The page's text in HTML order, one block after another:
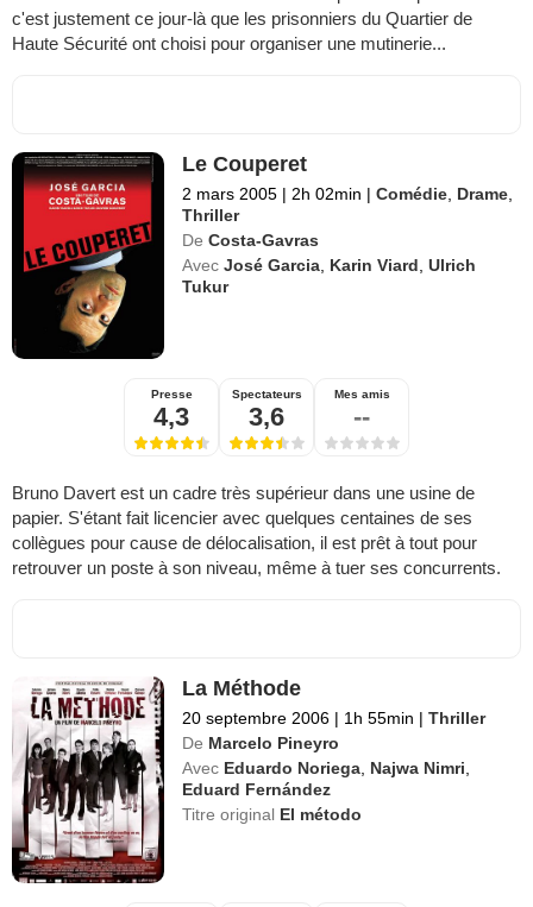
c'est justement ce jour-là que les prisonniers du Quartier de
Haute Sécurité ont choisi pour organiser une mutinerie...
Le Couperet
2 mars 2005 | 2h 02min | Comédie Drame
Thriller
De Costa-Gavras
Avec José Garcia Karin Viard ,Ulrich
Tukur
Presse
4,3
Spectateurs
3,6
Mes amis
--
Bruno Davert est un cadre très supérieur dans une usine de
papier. S'étant fait licencier avec quelques centaines de ses
collègues pour cause de délocalisation, il est prêt à tout pour
retrouver un poste à son niveau, même à tuer ses concurrents.
La Méthode
20 septembre 2006 | 1h 55min | Thriller
De Marcelo Pineyro
Avec Eduardo Noriega Najwa Nimri
Eduard Fernández
Titre original El método